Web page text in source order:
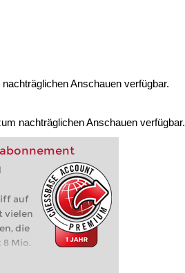
Anschauen verfügbar.
nachträglichen Anschauen verfügbar.
auf
vielen
die
Mio.